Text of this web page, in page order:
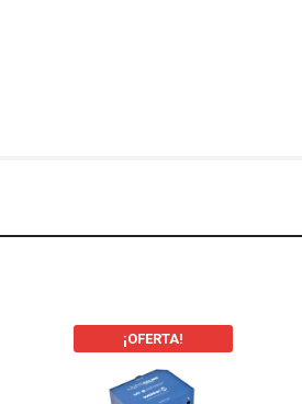
¡OFERTA!